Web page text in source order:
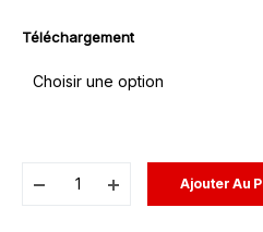
Téléchargement
Ajouter Au